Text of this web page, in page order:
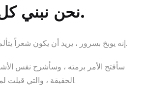
نحن نبني كل ما تحتاجه.
إنه يوبخ بسرور ، يريد أن يكون شعراً يتألم ، يهرب ، لا يوجد أنداد.
سأفتح الأمر برمته ، وسأشرح نفس
الحقيقة ، والتي قيلت لمهندس الحياة المباركة.